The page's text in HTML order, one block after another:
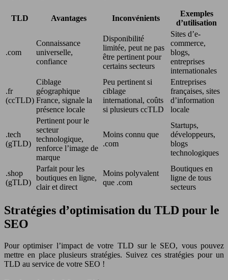
TLD Avantages Inconvénients
Exemples
d’utilisation
.com
Connaissance
universelle,
confiance
Disponibilité
limitée, peut ne pas
être pertinent pour
certains secteurs
Sites d’e-
commerce,
blogs,
entreprises
internationales
.fr
(ccTLD)
Ciblage
géographique
France, signale la
présence locale
Peu pertinent si
ciblage
international, coûts
si plusieurs ccTLD
Entreprises
françaises, sites
d’information
locale
.tech
(gTLD)
Pertinent pour le
secteur
technologique,
renforce l’image de
marque
Moins connu que
.com
Startups,
développeurs,
blogs
technologiques
.shop
(gTLD)
Parfait pour les
boutiques en ligne,
clair et direct
Moins polyvalent
que .com
Boutiques en
ligne de tous
secteurs
Stratégies d’optimisation du TLD pour le
SEO
Pour optimiser l’impact de votre TLD sur le SEO, vous pouvez
mettre en place plusieurs stratégies. Suivez ces stratégies pour un
TLD au service de votre SEO !